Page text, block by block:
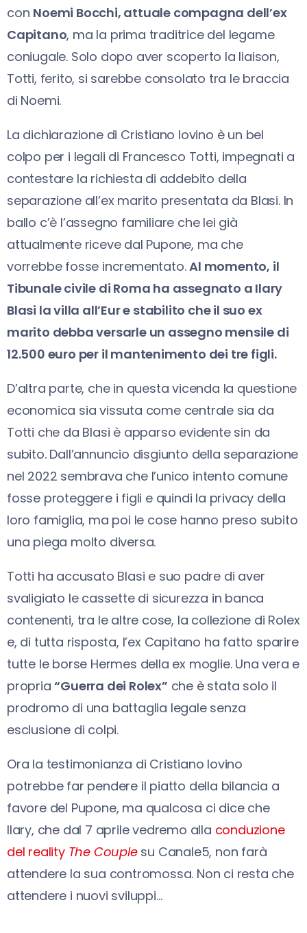
con Noemi Bocchi, attuale compagna dell’ex
Capitano, ma la prima traditrice del legame
coniugale. Solo dopo aver scoperto la liaison,
Totti, ferito, si sarebbe consolato tra le braccia
di Noemi.
La dichiarazione di Cristiano Iovino è un bel
colpo per i legali di Francesco Totti, impegnati a
contestare la richiesta di addebito della
separazione all’ex marito presentata da Blasi. In
ballo c’è l’assegno familiare che lei già
attualmente riceve dal Pupone, ma che
vorrebbe fosse incrementato.Al momento, il
Tibunale civile di Roma ha assegnato a Ilary
Blasi la villa all’Eur e stabilito che il suo ex
marito debba versarle un assegno mensile di
12.500 euro per il mantenimento dei tre figli.
D’altra parte, che in questa vicenda la questione
economica sia vissuta come centrale sia da
Totti che da Blasi è apparso evidente sin da
subito. Dall’annuncio disgiunto della separazione
nel 2022 sembrava che l’unico intento comune
fosse proteggere i figli e quindi la privacy della
loro famiglia, ma poi le cose hanno preso subito
una piega molto diversa.
Totti ha accusato Blasi e suo padre di aver
svaligiato le cassette di sicurezza in banca
contenenti, tra le altre cose, la collezione di Rolex
e, di tutta risposta, l’ex Capitano ha fatto sparire
tutte le borse Hermes della ex moglie. Una vera e
propria“Guerra dei Rolex” che è stata solo il
prodromo di una battaglia legale senza
esclusione di colpi.
Ora la testimonianza di Cristiano Iovino
potrebbe far pendere il piatto della bilancia a
favore del Pupone, ma qualcosa ci dice che
Ilary, che dal 7 aprile vedremo alla conduzione
del reality The Couplesu Canale5, non farà
attendere la sua contromossa. Non ci resta che
attendere i nuovi sviluppi…